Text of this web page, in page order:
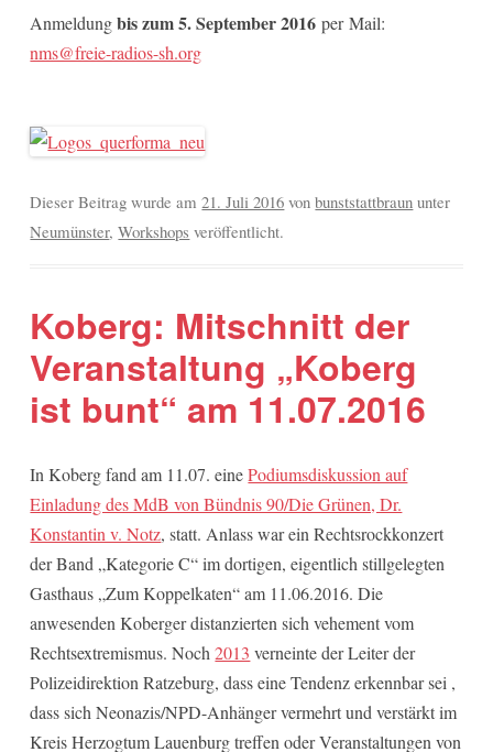
Anmeldungbis zum 5. September 2016 per Mail:
nms@freie-radios-sh.org
Dieser Beitrag wurde am21. Juli 2016 vonbunststattbraun unter
Neumünster,Workshops veröffentlicht.
Koberg: Mitschnitt der
Veranstaltung „Koberg
ist bunt“ am 11.07.2016
In Koberg fand am 11.07. einePodiumsdiskussion auf
Einladung des MdB von Bündnis 90/Die Grünen, Dr.
Konstantin v. Notz, statt. Anlass war ein Rechtsrockkonzert
der Band „Kategorie C“ im dortigen, eigentlich stillgelegten
Gasthaus „Zum Koppelkaten“ am 11.06.2016. Die
anwesenden Koberger distanzierten sich vehement vom
Rechtsextremismus. Noch2013 verneinte der Leiter der
Polizeidirektion Ratzeburg, dass eine Tendenz erkennbar sei ,
dass sich Neonazis/NPD-Anhänger vermehrt und verstärkt im
Kreis Herzogtum Lauenburg tref­fen oder Veranstaltungen von